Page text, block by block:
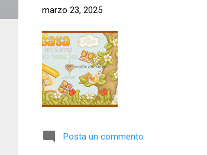
marzo 23, 2025
Posta un commento